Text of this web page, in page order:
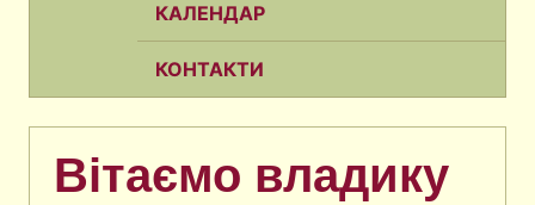
КАЛЕНДАР
КОНТАКТИ
Вітаємо владику